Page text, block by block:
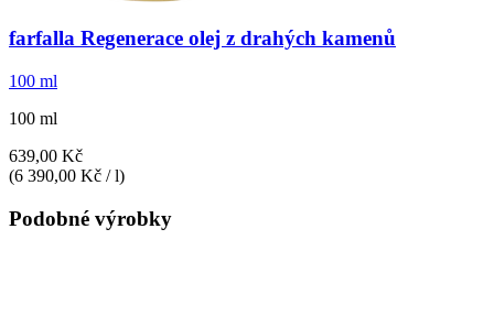
farfalla Regenerace olej z drahých kamenů
100 ml
100 ml
639,00 Kč
(6 390,00 Kč / l)
Podobné výrobky